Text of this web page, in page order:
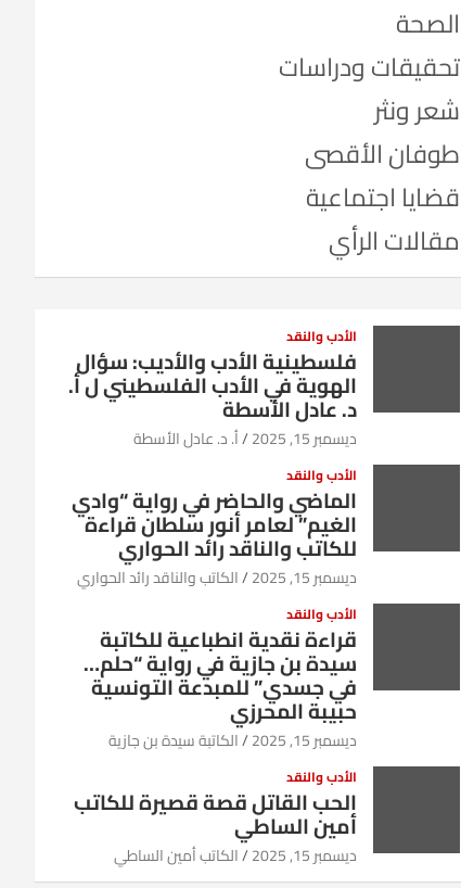
الصحة
تحقيقات ودراسات
شعر ونثر
طوفان الأقصى
قضايا اجتماعية
مقالات الرأي
الأدب والنقد
فلسطينية الأدب والأديب: سؤال
الهوية في الأدب الفلسطيني ل أ.
د. عادل الأسطة
ديسمبر 15, 2025 أ. د. عادل الأسطة
الأدب والنقد
الماضي والحاضر في رواية “وادي
الغيم” لعامر أنور سلطان قراءة
للكاتب والناقد رائد الحواري
ديسمبر 15, 2025 الكاتب والناقد رائد الحواري
الأدب والنقد
قراءة نقدية انطباعية للكاتبة
سيدة بن جازية في رواية “حلم…
في جسدي” للمبدعة التونسية
حبيبة المحرزي
ديسمبر 15, 2025 الكاتبة سيدة بن جازية
الأدب والنقد
الحب القاتل قصة قصيرة للكاتب
أمين الساطي
ديسمبر 15, 2025 الكاتب أمين الساطي